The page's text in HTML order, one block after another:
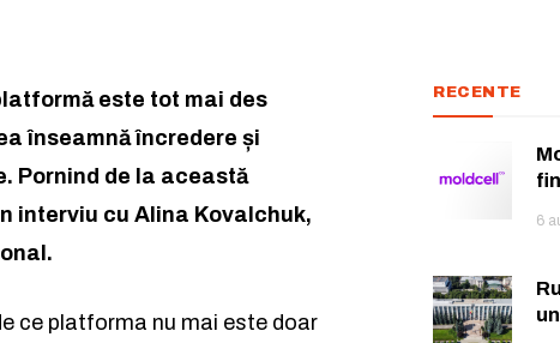
și a ideilor care
The List și citește știrile altfel.
și a ideilor care
The List și citește știrile altfel.
este tot mai des
înseamnă încredere și
Pornind de la această
interviu cu Alina Kovalchuk,
ce platforma nu mai este doar
RECENTE
6